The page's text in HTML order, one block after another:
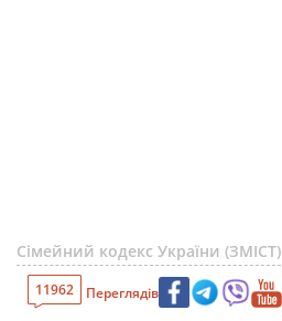
Сімейний кодекс України (ЗМІСТ)
11962 Переглядів